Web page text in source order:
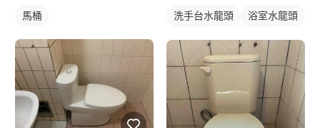
馬桶 洗手台水龍頭
浴室水龍頭